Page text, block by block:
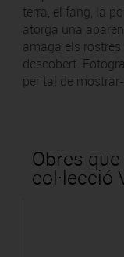
terra, el fang, la
atorga una
amaga els
descobert.
per tal de
Obres
col·lecció